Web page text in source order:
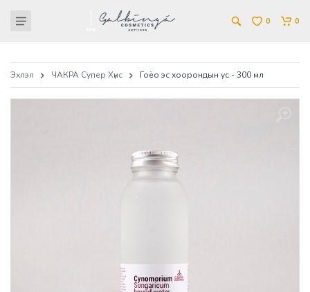
0 0
Эхлэл ЧАКРА Супер Хүнс Гоёо эс хоорондын ус - 300 мл